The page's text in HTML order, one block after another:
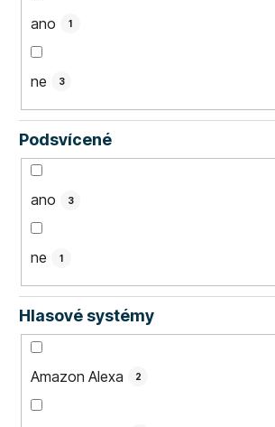
ano 1
ne 3
Podsvícené
ano 3
ne 1
Hlasové systémy
Amazon Alexa 2